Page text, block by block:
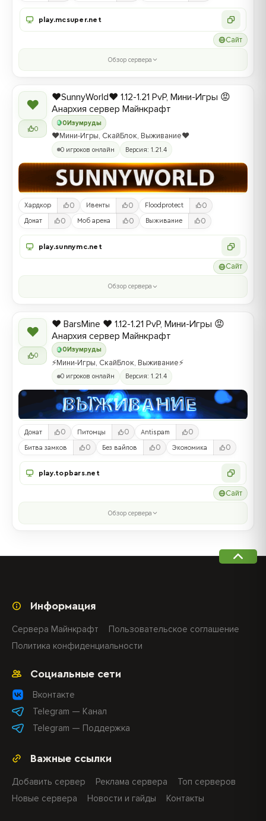
play.mcsuper.net
Сайт
Обзор сервера
❤
0
0Изумруды
❤️SunnyWorld❤️ 1.12-1.21 PvP, Мини-Игры 😡
Анархия сервер Майнкрафт
❤️Мини-Игры, СкайБлок, Выживание❤️
0 игроков онлайн Версия: 1.21.4
Хардкор 0 Ивенты 0 Floodprotect 0
Донат 0 Моб арена 0 Выживание 0
play.sunnymc.net
Сайт
Обзор сервера
❤
0
0 Изумруды
❤️ BarsMine ❤️ 1.12-1.21 PvP, Мини-Игры 😡
Анархия сервер Майнкрафт
⚡Мини-Игры, СкайБлок, Выживание⚡
0 игроков онлайн Версия: 1.21.4
Донат 0 Питомцы 0 Antispam 0
Битва замков 0 Без вайпов 0 Экономика 0
play.topbars.net
Сайт
Обзор сервера
Важные ссылки
Добавить сервер Реклама сервера
Топ серверов
Новые сервера
Новости и гайды Контакты
Социальные сети
Вконтакте
Telegram — Канал
Telegram — Поддержка
Информация
Сервера Майнкрафт
Пользовательское соглашение
Политика конфиденциальности